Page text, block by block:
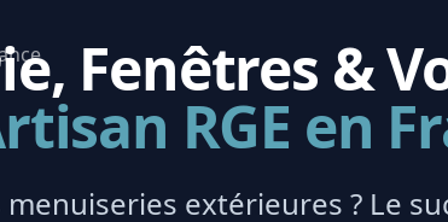
Fenêtres &
RGE en
extérieures ? Le